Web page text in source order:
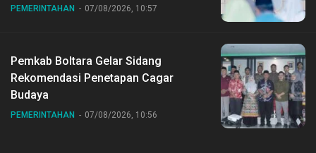
PEMERINTAHAN 07/08/2026, 10:57
Pemkab Boltara Gelar Sidang
Rekomendasi Penetapan Cagar
Budaya
PEMERINTAHAN 07/08/2026, 10:56